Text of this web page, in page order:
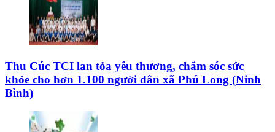
Thu Cúc TCI lan tỏa yêu thương, chăm sóc sức
khỏe cho hơn 1.100 người dân xã Phú Long (Ninh
Bình)